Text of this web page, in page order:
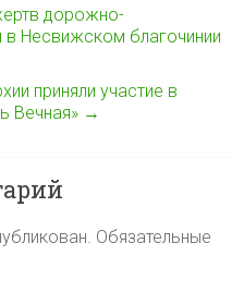
дорожно-
в Несвижском благочинии
приняли участие в
Вечная» →
Обязательные